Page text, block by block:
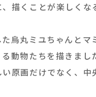
描くことが楽しくな
烏丸ミユちゃんとマ
動物たちを描きまし
原画だけでなく、